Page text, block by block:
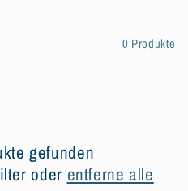
0 Produkte
gefunden
oder entferne alle